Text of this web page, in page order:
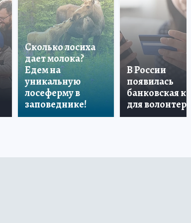
Сколько лосиха
дает молока?
Едем на
уникальную
лосеферму в
заповеднике!
В России
появилась
банковская
для волонтеров